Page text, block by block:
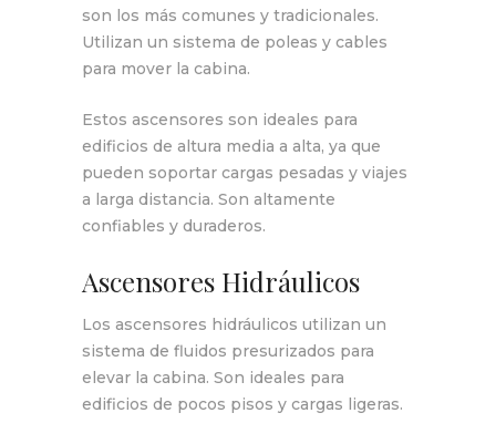
son los más comunes y tradicionales.
Utilizan un sistema de poleas y cables
para mover la cabina.
Estos ascensores son ideales para
edificios de altura media a alta, ya que
pueden soportar cargas pesadas y viajes
a larga distancia. Son altamente
confiables y duraderos.
Ascensores Hidráulicos
Los ascensores hidráulicos utilizan un
sistema de fluidos presurizados para
elevar la cabina. Son ideales para
edificios de pocos pisos y cargas ligeras.